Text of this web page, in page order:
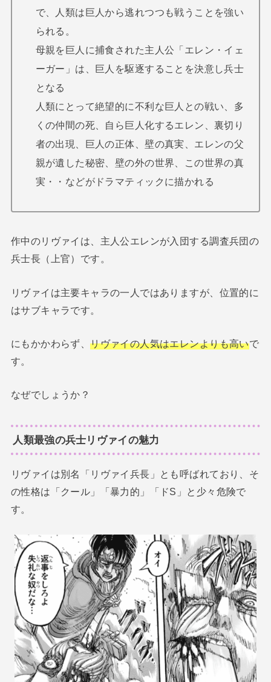
で、人類は巨人から逃れつつも戦うことを強い
られる。
母親を巨人に捕食された主人公「エレン・イェ
ーガー」は、巨人を駆逐することを決意し兵士
となる
人類にとって絶望的に不利な巨人との戦い、多
くの仲間の死、自ら巨人化するエレン、裏切り
者の出現、巨人の正体、壁の真実、エレンの父
親が遺した秘密、壁の外の世界、この世界の真
実・・などがドラマティックに描かれる
作中のリヴァイは、主人公エレンが入団する調査兵団の
兵士長（上官）です。
リヴァイは主要キャラの一人ではありますが、位置的に
はサブキャラです。
にもかかわらず、リヴァイの人気はエレンよりも高いで
す。
なぜでしょうか？
人類最強の兵士リヴァイの魅力
リヴァイは別名「リヴァイ兵長」とも呼ばれており、そ
の性格は「クール」「暴力的」「ドS」と少々危険で
す。